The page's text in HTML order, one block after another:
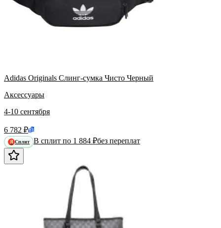
Adidas Originals Слинг-сумка Чисто Черный
Аксессуары
4-10 сентября
6 782 ₽
Я Сплит В сплит по 1 884 ₽без переплат